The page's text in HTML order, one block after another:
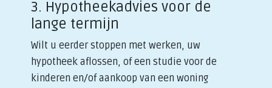
3. Hypotheekadvies voor de
lange termijn
Wilt u eerder stoppen met werken, uw
hypotheek aflossen, of een studie voor de
kinderen en/of aankoop van een woning